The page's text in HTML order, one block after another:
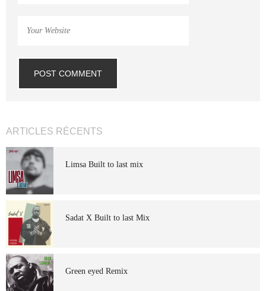
ARTICLES RÉCENTS
Limsa Built to last mix
Sadat X Built to last Mix
Green eyed Remix